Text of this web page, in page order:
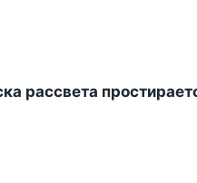
рассвета